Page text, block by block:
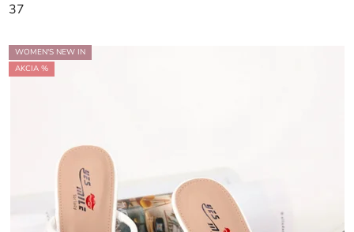
37
WOMEN'S NEW IN
AKCIA %